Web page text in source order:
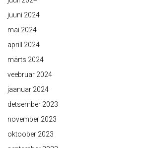
juuni 2024
mai 2024
aprill 2024
märts 2024
veebruar 2024
jaanuar 2024
detsember 2023
november 2023
oktoober 2023